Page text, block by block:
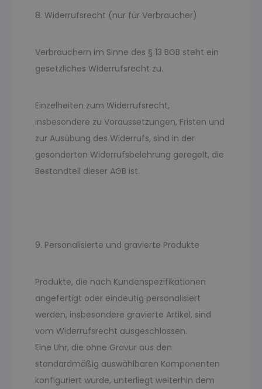
8. Widerrufsrecht (nur für Verbraucher)
Verbrauchern im Sinne des § 13 BGB steht ein
gesetzliches Widerrufsrecht zu.
Einzelheiten zum Widerrufsrecht,
insbesondere zu Voraussetzungen, Fristen und
zur Ausübung des Widerrufs, sind in der
gesonderten Widerrufsbelehrung geregelt, die
Bestandteil dieser AGB ist.
9. Personalisierte und gravierte Produkte
Produkte, die nach Kundenspezifikationen
angefertigt oder eindeutig personalisiert
werden, insbesondere gravierte Artikel, sind
vom Widerrufsrecht ausgeschlossen.
Eine Uhr, die ohne Gravur aus den
standardmäßig auswählbaren Komponenten
konfiguriert wurde, unterliegt weiterhin dem